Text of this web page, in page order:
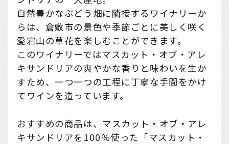
自然豊かなぶどう畑に隣接するワイナリーか
らは、倉敷市の景色や季節ごとに美しく咲く
愛宕山の草花を楽しむことができます。
このワイナリーではマスカット・オブ・アレ
キサンドリアの爽やかな香りと味わいを生か
すため、一つ一つの工程に丁寧な手間をかけ
てワインを造っています。
おすすめの商品は、マスカット・オブ・アレ
キサンドリアを100％使った「マスカット・